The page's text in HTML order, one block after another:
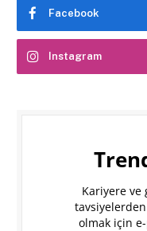
Facebook
Instagram
Kariyere ve
olmak için